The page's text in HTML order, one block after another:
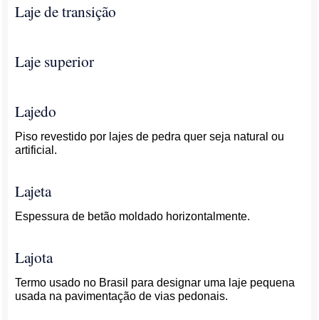
Laje de transição
Laje superior
Lajedo
Piso revestido por lajes de pedra quer seja natural ou
artificial.
Lajeta
Espessura de betão moldado horizontalmente.
Lajota
Termo usado no Brasil para designar uma laje pequena
usada na pavimentação de vias pedonais.